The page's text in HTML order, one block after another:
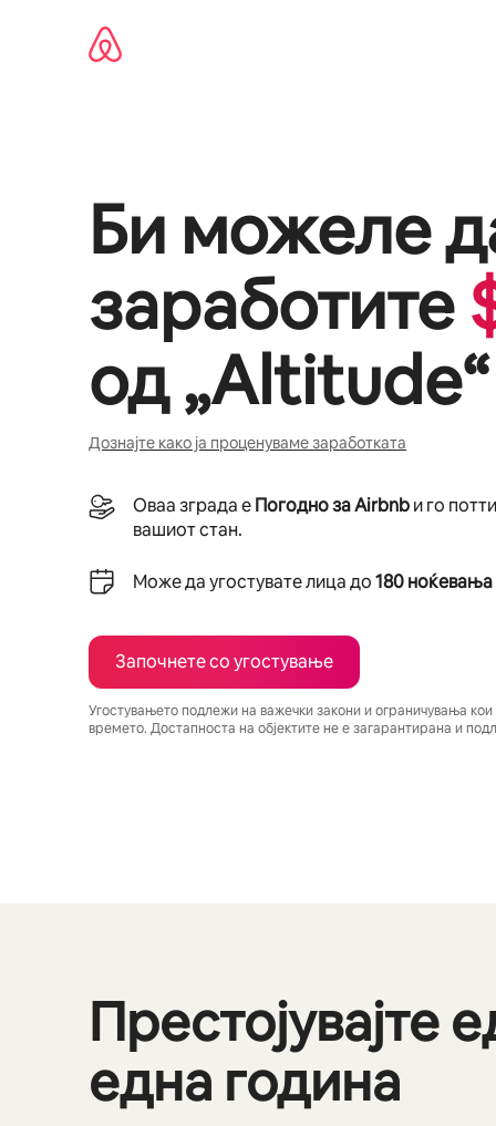
Би можеле
заработите
од „Altitude“
Дознајте како ја проценуваме заработката
Оваа зграда еПогодно за Airbnbи го
вашиот стан.
Може да угостувате лица до180
Започнете со угостување
Угостувањето подлежи на важечки закони и ограничувања
времето. Достапноста на објектите не е загарантирана и
Престојувајте
една година
Се гледаат 0 од 0 елемента